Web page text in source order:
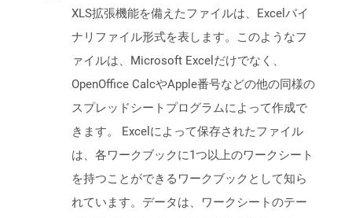
XLS拡張機能を備えたファイルは、Excelバイ
ナリファイル形式を表します。このようなフ
ァイルは、Microsoft Excelだけでなく、
OpenOffice CalcやApple番号などの他の同様の
スプレッドシートプログラムによって作成で
きます。 Excelによって保存されたファイル
は、各ワークブックに1つ以上のワークシート
を持つことができるワークブックとして知ら
れています。データは、ワークシートのテー